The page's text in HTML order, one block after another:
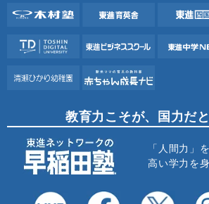
教育力こそが、国力だと
「人間力」
高い学力を